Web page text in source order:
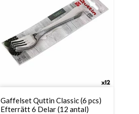
Gaffelset Quttin Classic (6 pcs)
Efterrätt 6 Delar (12 antal)